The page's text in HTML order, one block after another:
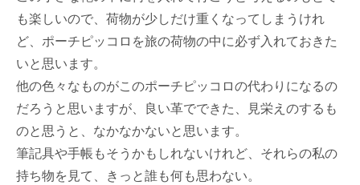
も楽しいので、荷物が少しだけ重くなってしまうけれ
ど、ポーチピッコロを旅の荷物の中に必ず入れておきた
いと思います。
他の色々なものがこのポーチピッコロの代わりになるの
だろうと思いますが、良い革でできた、見栄えのするも
のと思うと、なかなかないと思います。
筆記具や手帳もそうかもしれないけれど、それらの私の
持ち物を見て、きっと誰も何も思わない。